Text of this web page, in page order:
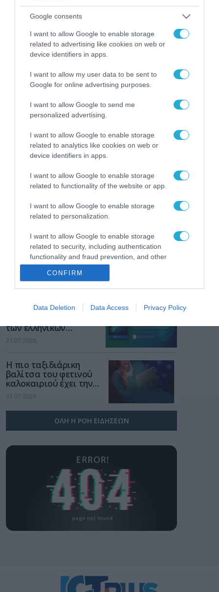
Google consents
I want to allow Google to enable storage
related to advertising like cookies on web or
device identifiers in apps.
I want to allow my user data to be sent to
Google for online advertising purposes.
I want to allow Google to send me
personalized advertising.
I want to allow Google to enable storage
related to analytics like cookies on web or
device identifiers in apps.
I want to allow Google to enable storage
related to functionality of the website or app.
I want to allow Google to enable storage
related to personalization.
I want to allow Google to enable storage
related to security, including authentication
functionality and fraud prevention, and other
user protection.
CONFIRM
Data Deletion Data Access Privacy Policy
ΡΟΗ ΕΙΔΗΣΕΩΝ
Το χρηματοδοτούμενο
από την ΕΕ έργο “The
Gaming Police”
ενισχύει την ασφάλεια
των παιδιών στο
διαδίκτυο
31.07.2026
για τα πρόστιμα σε
παραβάσεις που
Σ. Καλαφάτης: «Η
Τεχνητή Νοημοσύνη
δεν είναι απλώς μια
νέα τεχνολογία, είναι
μια νέα βιομηχανική
Νέος οδηγός του ΕΚΤ
των ελληνικών
επιχειρήσεων στον
χώρο της άμυνας
31.07.2026
Η πιο ταξιδιάρικη
βαλίτσα του φετινού
καλοκαιριού έχει την
υπογραφή της Xiaomi
31.07.2026
ΟΛΗ Η ΡΟΗ ΕΙΔΗΣΕΩΝ